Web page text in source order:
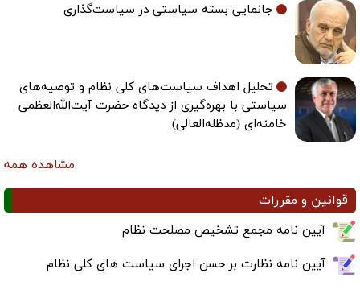
جانمایی بسته سیاستی در سیاست‌گذاری
تحلیل اهداف سیاست‌های کلی نظام و توصیه‌های
سیاستی با بهره‌گیری از دیدگاه حضرت آیت‌الله‌العظمی
خامنه‌ای (مدظله‌العالی)
مشاهده همه
قوانین و مقررات
آیین نامه مجمع تشخیص مصلحت نظام
آیین نامه نظارت بر حسن اجرای سیاست های کلی نظام